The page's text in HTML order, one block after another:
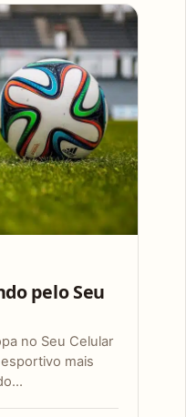
pelo Seu
no Seu Celular
mais